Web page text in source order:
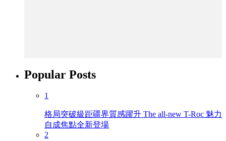
Popular Posts
1
格局突破級距疆界質感躍升 The all-new T-Roc 魅力
自成焦點全新登場
2